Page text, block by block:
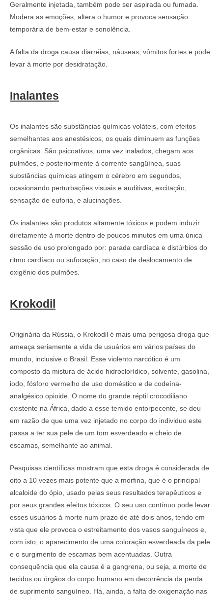
Geralmente injetada, também pode ser aspirada ou fumada.
Modera as emoções, altera o humor e provoca sensação
temporária de bem-estar e sonolência.
A falta da droga causa diarréias, náuseas, vômitos fortes e pode
levar à morte por desidratação.
Inalantes
Os inalantes são substâncias químicas voláteis, com efeitos
semelhantes aos anestésicos, os quais diminuem as funções
orgânicas. São psicoativos, uma vez inalados, chegam aos
pulmões, e posteriormente à corrente sangüínea, suas
substâncias químicas atingem o cérebro em segundos,
ocasionando perturbações visuais e auditivas, excitação,
sensação de euforia, e alucinações.
Os inalantes são produtos altamente tóxicos e podem induzir
diretamente à morte dentro de poucos minutos em uma única
sessão de uso prolongado por: parada cardíaca e distúrbios do
ritmo cardíaco ou sufocação, no caso de deslocamento de
oxigênio dos pulmões.
Krokodil
Originária da Rússia, o Krokodil é mais uma perigosa droga que
ameaça seriamente a vida de usuários em vários países do
mundo, inclusive o Brasil. Esse violento narcótico é um
composto da mistura de ácido hidroclorídico, solvente, gasolina,
iodo, fósforo vermelho de uso doméstico e de codeína-
analgésico opioide. O nome do grande réptil crocodiliano
existente na África, dado a esse temido entorpecente, se deu
em razão de que uma vez injetado no corpo do individuo este
passa a ter sua pele de um tom esverdeado e cheio de
escamas, semelhante ao animal.
Pesquisas científicas mostram que esta droga é considerada de
oito a 10 vezes mais potente que a morfina, que é o principal
alcaloide do ópio, usado pelas seus resultados terapêuticos e
por seus grandes efeitos tóxicos. O seu uso contínuo pode levar
esses usuários à morte num prazo de até dois anos, tendo em
vista que ele provoca o estreitamento dos vasos sanguíneos e,
com isto, o aparecimento de uma coloração esverdeada da pele
e o surgimento de escamas bem acentuadas. Outra
consequência que ela causa é a gangrena, ou seja, a morte de
tecidos ou órgãos do corpo humano em decorrência da perda
de suprimento sanguíneo. Há, ainda, a falta de oxigenação nas